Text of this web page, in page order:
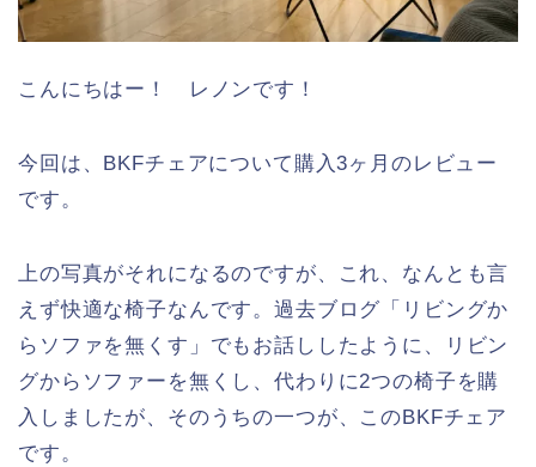
こんにちはー！ レノンです！
今回は、BKFチェアについて購入3ヶ月のレビュー
です。
上の写真がそれになるのですが、これ、なんとも言
えず快適な椅子なんです。過去ブログ「リビングか
らソファを無くす」でもお話ししたように、リビン
グからソファーを無くし、代わりに2つの椅子を購
入しましたが、そのうちの一つが、このBKFチェア
です。